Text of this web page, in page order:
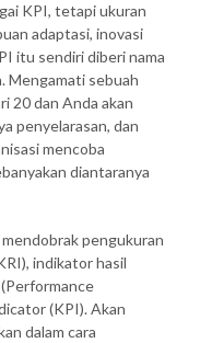
KPI, tetapi ukuran
adaptasi, inovasi
itu sendiri diberi nama
Mengamati sebuah
20 dan Anda akan
penyelarasan, dan
mencoba
diantaranya
pengukuran
indikator hasil
(KPI). Akan
dalam cara